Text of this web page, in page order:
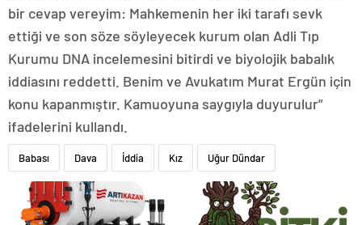
bir cevap vereyim: Mahkemenin her iki tarafı sevk
ettiği ve son söze söyleyecek kurum olan Adli Tıp
Kurumu DNA incelemesini bitirdi ve biyolojik babalık
iddiasını reddetti. Benim ve Avukatım Murat Ergün için
konu kapanmıştır. Kamuoyuna saygıyla duyurulur”
ifadelerini kullandı.
Babası Dava İddia Kız Uğur Dündar